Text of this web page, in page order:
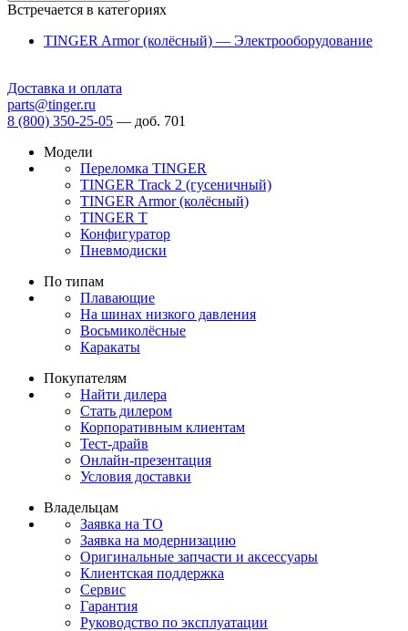
Встречается в категориях
TINGER Armor (колёсный) — Электрооборудование
Доставка и оплата
parts@tinger.ru
8 (800) 350-25-05 — доб. 701
Модели
Переломка TINGER
TINGER Track 2 (гусеничный)
TINGER Armor (колёсный)
TINGER T
Конфигуратор
Пневмодиски
По типам
Плавающие
На шинах низкого давления
Восьмиколёсные
Каракаты
Покупателям
Найти дилера
Стать дилером
Корпоративным клиентам
Тест-драйв
Онлайн-презентация
Условия доставки
Владельцам
Заявка на ТО
Заявка на модернизацию
Оригинальные запчасти и аксессуары
Клиентская поддержка
Сервис
Гарантия
Руководство по эксплуатации